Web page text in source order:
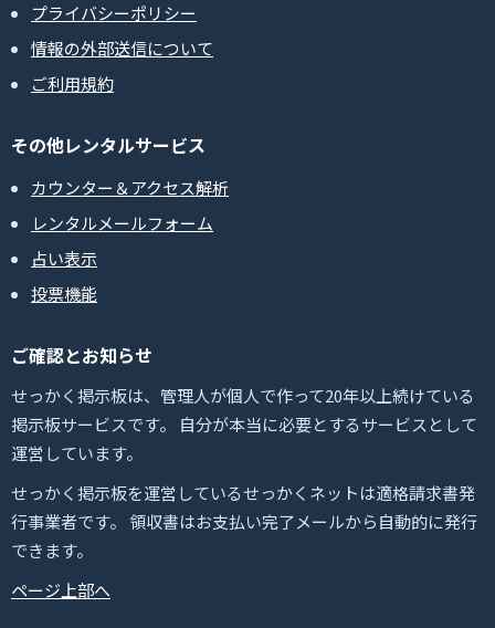
プライバシーポリシー
情報の外部送信について
ご利用規約
その他レンタルサービス
カウンター＆アクセス解析
レンタルメールフォーム
占い表示
投票機能
ご確認とお知らせ
せっかく掲示板は、管理人が個人で作って20年以上続けている
掲示板サービスです。 自分が本当に必要とするサービスとして
運営しています。
せっかく掲示板を運営しているせっかくネットは適格請求書発
行事業者です。 領収書はお支払い完了メールから自動的に発行
できます。
ページ上部へ